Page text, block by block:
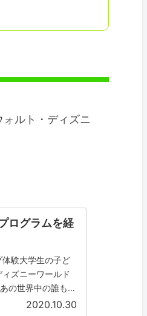
ルト・ディズニ
ログラムを経
験大学生の子ど
ズニーワールド
の世界中の誰もが
2020.10.30